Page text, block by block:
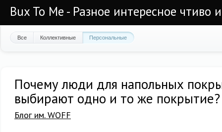
Bux To Me - Разное интересное чтиво
Все Коллективные Персональные
Почему люди для напольных
выбирают одно и то же покрытие?
Блог им. WOFF